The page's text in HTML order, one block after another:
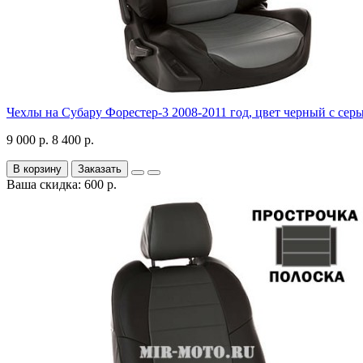
Чехлы на Субару Форестер-3 2008-2011 год, цвет черный с
9 000 р. 8 400 р.
В корзину Заказать
Ваша скидка: 600 р.